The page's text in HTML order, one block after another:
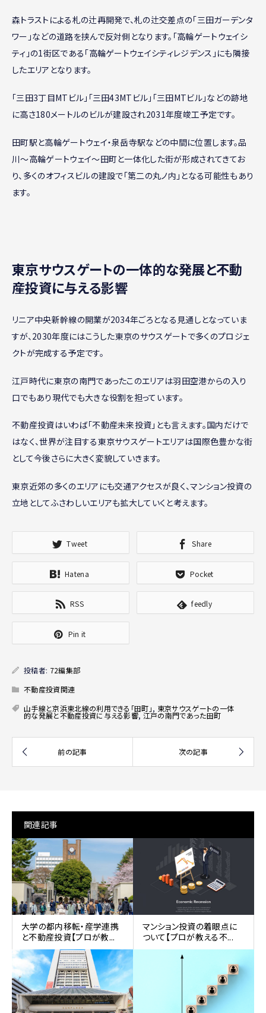
森トラストによる札の辻再開発で、札の辻交差点の「三田ガーデンタ
ワー」などの道路を挟んで反対側となります。「高輪ゲートウェイシ
ティ」の1街区である「高輪ゲートウェイシティレジデンス」にも隣接
したエリアとなります。
「三田3丁目MTビル」「三田43MTビル」「三田MTビル」などの跡地
に高さ180メートルのビルが建設され2031年度竣工予定です。
田町駅と高輪ゲートウェイ・泉岳寺駅などの中間に位置します。品
川～高輪ゲートウェイ～田町と一体化した街が形成されてきてお
り、多くのオフィスビルの建設で「第二の丸ノ内」となる可能性もあり
ます。
東京サウスゲートの一体的な発展と不動
産投資に与える影響
リニア中央新幹線の開業が2034年ごろとなる見通しとなっていま
すが、2030年度にはこうした東京のサウスゲートで多くのプロジェ
クトが完成する予定です。
江戸時代に東京の南門であったこのエリアは羽田空港からの入り
口でもあり現代でも大きな役割を担っています。
不動産投資はいわば「不動産未来投資」とも言えます。国内だけで
はなく、世界が注目する東京サウスゲートエリアは国際色豊かな街
として今後さらに大きく変貌していきます。
東京近郊の多くのエリアにも交通アクセスが良く、マンション投資の
立地としてふさわしいエリアも拡大していくと考えます。
Tweet Share
Hatena Pocket
RSS feedly
Pin it
投稿者: 72編集部
不動産投資関連
山手線と京浜東北線の利用できる「田町」, 東京サウスゲートの一体
的な発展と不動産投資に与える影響, 江戸の南門であった田町
関連記事
大学の都内移転・産学連携
と不動産投資【プロが教...
マンション投資の着眼点に
ついて【プロが教える不...